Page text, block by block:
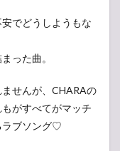
でどうしようもな
った曲。
せんが、CHARAの
がすべてがマッチ
ラブソング♡